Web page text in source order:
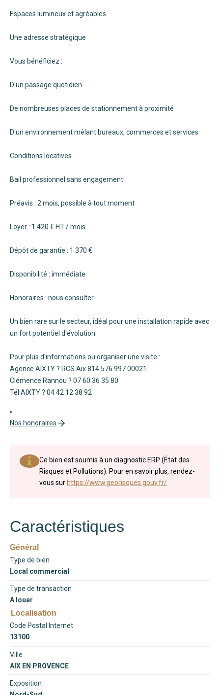
Espaces lumineux et agréables
Une adresse stratégique
Vous bénéficiez :
D'un passage quotidien
De nombreuses places de stationnement à proximité
D'un environnement mêlant bureaux, commerces et services
Conditions locatives
Bail professionnel sans engagement
Préavis : 2 mois, possible à tout moment
Loyer : 1 420 € HT / mois
Dépôt de garantie : 1 370 €
Disponibilité : immédiate
Honoraires : nous consulter
Un bien rare sur le secteur, idéal pour une installation rapide avec
un fort potentiel d'évolution.
Pour plus d'informations ou organiser une visite :
Agence AIXTY ? RCS Aix 814 576 997 00021
Clémence Rannou ? 07 60 36 35 80
Tél AIXTY ? 04 42 12 38 92
Nos honoraires
Ce bien est soumis à un diagnostic ERP (État des
Risques et Pollutions). Pour en savoir plus, rendez-
vous surhttps://www.georisques.gouv.fr/
Caractéristiques
Général
Type de bien
Local commercial
Type de transaction
A louer
Localisation
Code Postal Internet
13100
Ville
AIX EN PROVENCE
Exposition